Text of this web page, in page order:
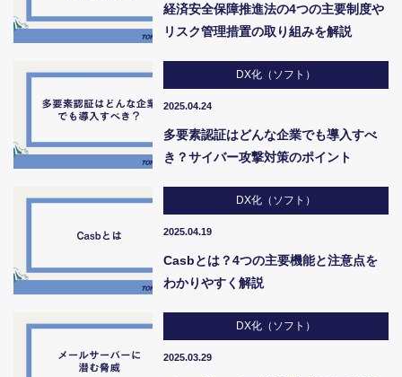
経済安全保障推進法の4つの主要制度や
リスク管理措置の取り組みを解説
DX化（ソフト）
2025.04.24
多要素認証はどんな企業でも導入すべ
き？サイバー攻撃対策のポイント
DX化（ソフト）
2025.04.19
Casbとは？4つの主要機能と注意点を
わかりやすく解説
DX化（ソフト）
2025.03.29